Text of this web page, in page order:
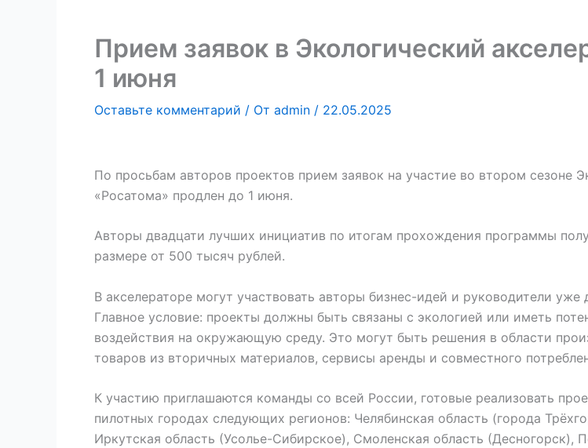
Прием заявок в Экологический
1 июня
Оставьте комментарий / От admin / 22.05.2025
По просьбам авторов проектов прием заявок на участие во втором сезоне
«Росатома» продлен до 1 июня.
Авторы двадцати лучших инициатив по итогам прохождения программы
размере от 500 тысяч рублей.
В акселераторе могут участвовать авторы бизнес-идей и руководители
Главное условие: проекты должны быть связаны с экологией или иметь
воздействия на окружающую среду. Это могут быть решения в области
товаров из вторичных материалов, сервисы аренды и совместного
К участию приглашаются команды со всей России, готовые реализовать
пилотных городах следующих регионов: Челябинская область (города
Иркутская область (Усолье-Сибирское), Смоленская область (Десногорск),